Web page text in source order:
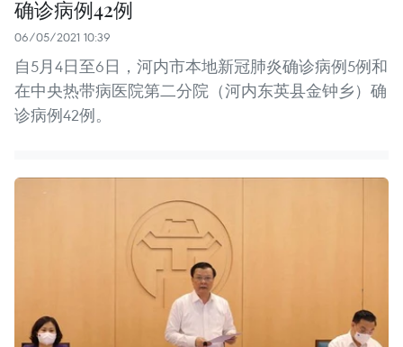
确诊病例42例
06/05/2021 10:39
自5月4日至6日，河内市本地新冠肺炎确诊病例5例和
在中央热带病医院第二分院（河内东英县金钟乡）确
诊病例42例。